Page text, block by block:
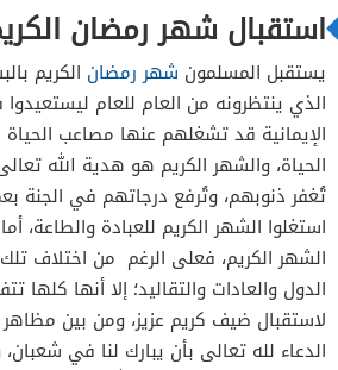
استقبال شهر رمضان
يستقبل المسلمون شهر رمضان الكريم
الذي ينتظرونه من العام للعام
الإيمانية قد تشغلهم عنها مصاعب
الحياة، والشهر الكريم هو هدية الله
تُغفر ذنوبهم، وتُرفع درجاتهم في الجنة
استغلوا الشهر الكريم للعبادة والطاعة،
الشهر الكريم، فعلى الرغم من اختلاف
الدول والعادات والتقاليد؛ إلا أنها كلها
لاستقبال ضيف كريم عزيز، ومن بين مظاهر
الدعاء لله تعالى بأن يبارك لنا في شعبان،